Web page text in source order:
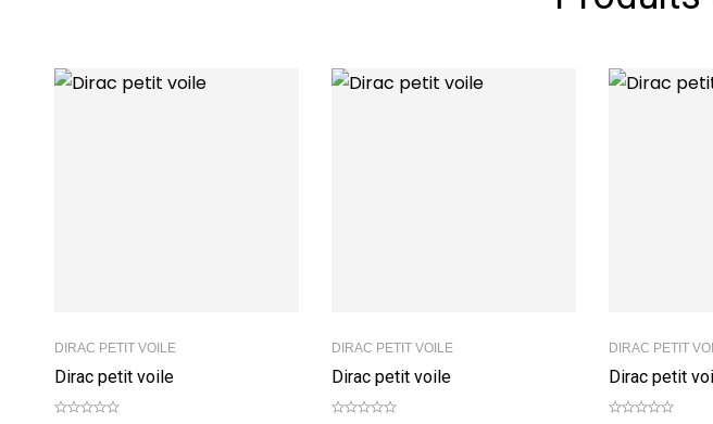
DIRAC PETIT VOILE
Dirac petit voile
DIRAC PETIT VOILE
Dirac petit voile
DIRAC PETIT
Dirac petit